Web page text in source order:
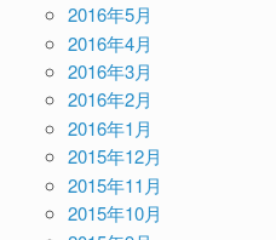
2016年5月
2016年4月
2016年3月
2016年2月
2016年1月
2015年12月
2015年11月
2015年10月